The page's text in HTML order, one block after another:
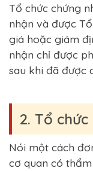
Tổ chức chứng
nhận và được
giá hoặc giám
nhận chỉ được
sau khi đã được
2. Tổ
Nói một cách
cơ quan có